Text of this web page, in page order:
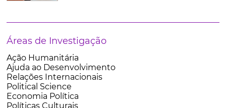
Áreas de Investigação
Ação Humanitária
Ajuda ao Desenvolvimento
Relações Internacionais
Political Science
Economia Política
Políticas Culturais